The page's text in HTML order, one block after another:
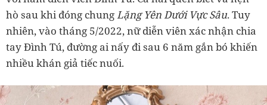
hò sau khi đóng chungLặng Yên Dưới Vực Sâu. Tuy
nhiên, vào tháng 5/2022, nữ diễn viên xác nhận chia
tay Đình Tú, đường ai nấy đi sau 6 năm gắn bó khiến
nhiều khán giả tiếc nuối.